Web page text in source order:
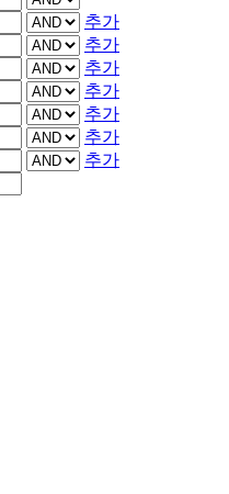
추가
추가
추가
추가
추가
추가
추가